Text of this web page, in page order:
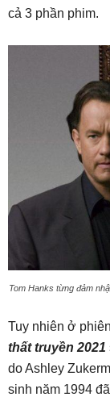
cả 3 phần phim.
Tom Hanks từng đảm
Tuy nhiên ở
thất truyền 2021
do Ashley
sinh năm 1994